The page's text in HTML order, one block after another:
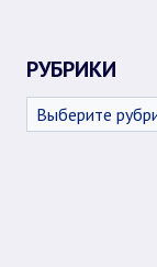
РУБРИКИ
Рубрики